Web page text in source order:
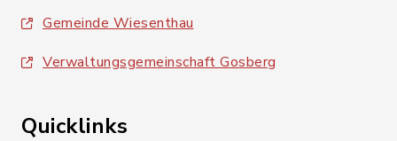
Gemeinde Wiesenthau
Verwaltungsgemeinschaft Gosberg
Quicklinks